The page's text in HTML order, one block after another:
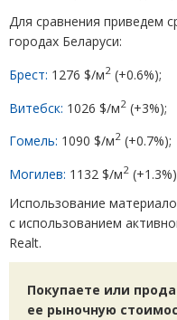
Для сравнения приведем
городах Беларуси:
Брест: 1276 $/м2 (+0.6%);
Витебск: 1026 $/м2 (+3%);
Гомель: 1090 $/м2 (+0.7%);
Могилев: 1132 $/м2 (
Использование
с использованием
Realt.
Покупаете или
ее рыночную